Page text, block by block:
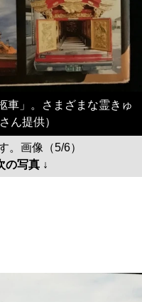
車」。さまざまな霊きゅ
ん提供）
。画像（5/6）
の写真 ↓